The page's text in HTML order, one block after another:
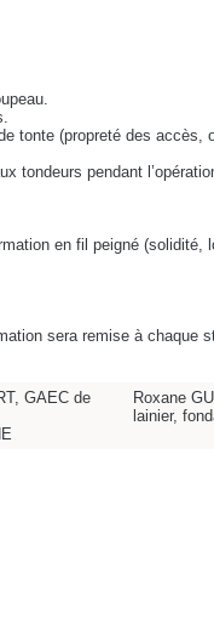
tonte (propreté des
tondeurs pendant
en fil peigné (solidité,
sera remise à chaque
GAEC de
Roxane
lainier,